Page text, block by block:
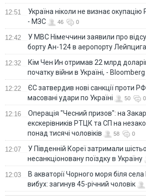
12:51
Україна ніколи не визнає окупацію
- МЗС
46 0
12:42
У МВС Німеччини заявили про
борту Ан-124 в аеропорту
12:32
Кім Чен Ин отримав 22 млрд
початку війни в Україні, - Bloomberg
12:22
ЄС затвердив нові санкції проти
масовані удари по Україні
50 0
12:16
Операція "Чесний призов": на
екскерівників РТЦК та СП на
понад тисячі чоловіків
58 0
12:07
У Південній Кореї затримали
несанкціоновану поїздку в Україну
12:03
В акваторії Чорного моря біля
вибух: загинув 45-річний чоловік